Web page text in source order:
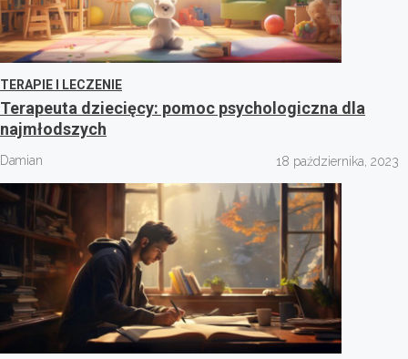
TERAPIE I LECZENIE
Terapeuta dziecięcy: pomoc psychologiczna dla
najmłodszych
Damian 18 października, 2023